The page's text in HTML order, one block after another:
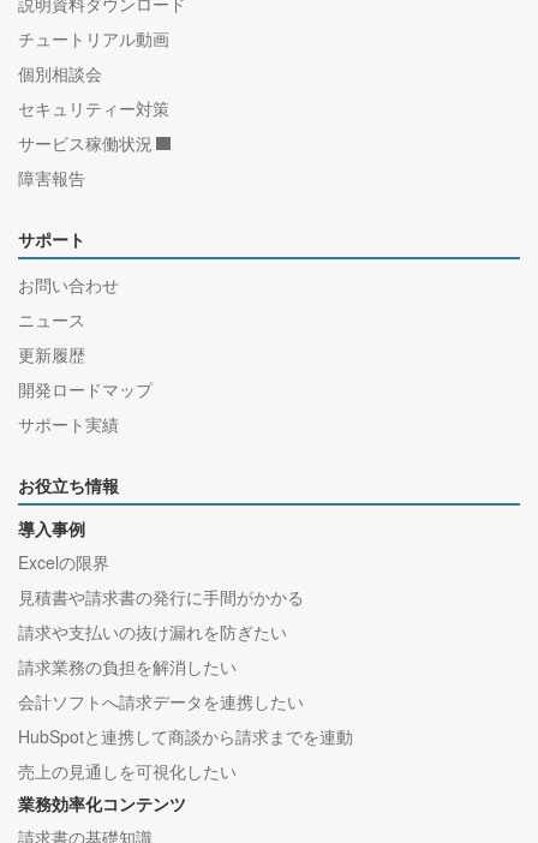
チュートリアル動画
個別相談会
セキュリティー対策
サービス稼働状況
障害報告
サポート
お問い合わせ
ニュース
更新履歴
開発ロードマップ
サポート実績
お役立ち情報
導入事例
Excelの限界
見積書や請求書の発行に手間がかかる
請求や支払いの抜け漏れを防ぎたい
請求業務の負担を解消したい
会計ソフトへ請求データを連携したい
HubSpotと連携して商談から請求までを連動
売上の見通しを可視化したい
業務効率化コンテンツ
請求書の基礎知識